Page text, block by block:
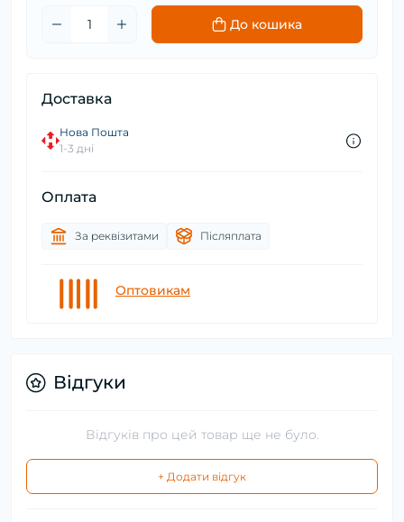
До кошика
Доставка
Нова Пошта
1-3 дні
Оплата
За реквізитами Післяплата
Оптовикам
Відгуки
Відгуків про цей товар ще не було.
+ Додати відгук